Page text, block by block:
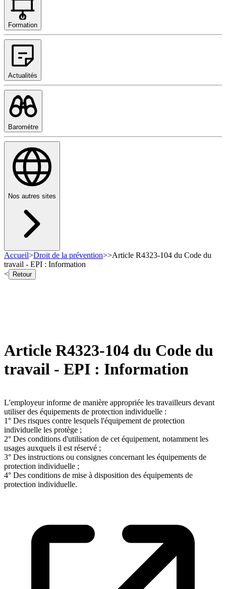
Formation
Actualités
Baromètre
Nos autres sites
Accueil>Droit de la prévention>>Article R4323-104 du Code du
travail - EPI : Information
<
Retour
Article R4323-104 du Code du
travail - EPI : Information
L'employeur informe de manière appropriée les travailleurs devant
utiliser des équipements de protection individuelle :
1° Des risques contre lesquels l'équipement de protection
individuelle les protège ;
2° Des conditions d'utilisation de cet équipement, notamment les
usages auxquels il est réservé ;
3° Des instructions ou consignes concernant les équipements de
protection individuelle ;
4° Des conditions de mise à disposition des équipements de
protection individuelle.